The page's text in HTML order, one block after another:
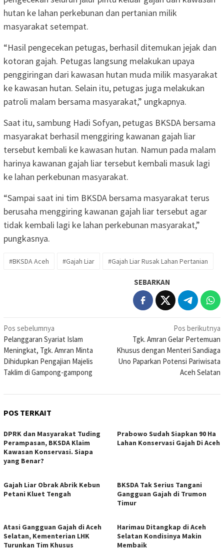
hutan ke lahan perkebunan dan pertanian milik
masyarakat setempat.
“Hasil pengecekan petugas, berhasil ditemukan jejak dan
kotoran gajah. Petugas langsung melakukan upaya
penggiringan dari kawasan hutan muda milik masyarakat
ke kawasan hutan. Selain itu, petugas juga melakukan
patroli malam bersama masyarakat,” ungkapnya.
Saat itu, sambung Hadi Sofyan, petugas BKSDA bersama
masyarakat berhasil menggiring kawanan gajah liar
tersebut kembali ke kawasan hutan. Namun pada malam
harinya kawanan gajah liar tersebut kembali masuk lagi
ke lahan perkebunan masyarakat.
“Sampai saat ini tim BKSDA bersama masyarakat terus
berusaha menggiring kawanan gajah liar tersebut agar
tidak kembali lagi ke lahan perkebunan masyarakat,”
pungkasnya.
#BKSDA Aceh #Gajah Liar #Gajah Liar Rusak Lahan Pertanian
SEBARKAN
Navigasi
pos
Pos sebelumnya
Pelanggaran Syariat Islam
Meningkat, Tgk. Amran Minta
Dihidupkan Pengajian Majelis
Taklim di Gampong-gampong
Pos berikutnya
Tgk. Amran Gelar Pertemuan
Khusus dengan Menteri Sandiaga
Uno Paparkan Potensi Pariwisata
Aceh Selatan
POS TERKAIT
DPRK dan Masyarakat Tuding
Perampasan, BKSDA Klaim
Kawasan Konservasi. Siapa
yang Benar?
Prabowo Sudah Siapkan 90 Ha
Lahan Konservasi Gajah Di Aceh
Gajah Liar Obrak Abrik Kebun
Petani Kluet Tengah
BKSDA Tak Serius Tangani
Gangguan Gajah di Trumon
Timur
Atasi Gangguan Gajah di Aceh
Selatan, Kementerian LHK
Turunkan Tim Khusus
Harimau Ditangkap di Aceh
Selatan Kondisinya Makin
Membaik